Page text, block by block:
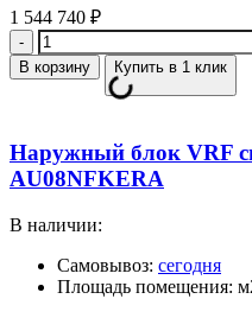
1 544 740 ₽
Количество
В корзину Купить в 1 клик
Наружный блок VRF
AU08NFKERA
В наличии:
Самовывоз: сегодня
Площадь помещения: